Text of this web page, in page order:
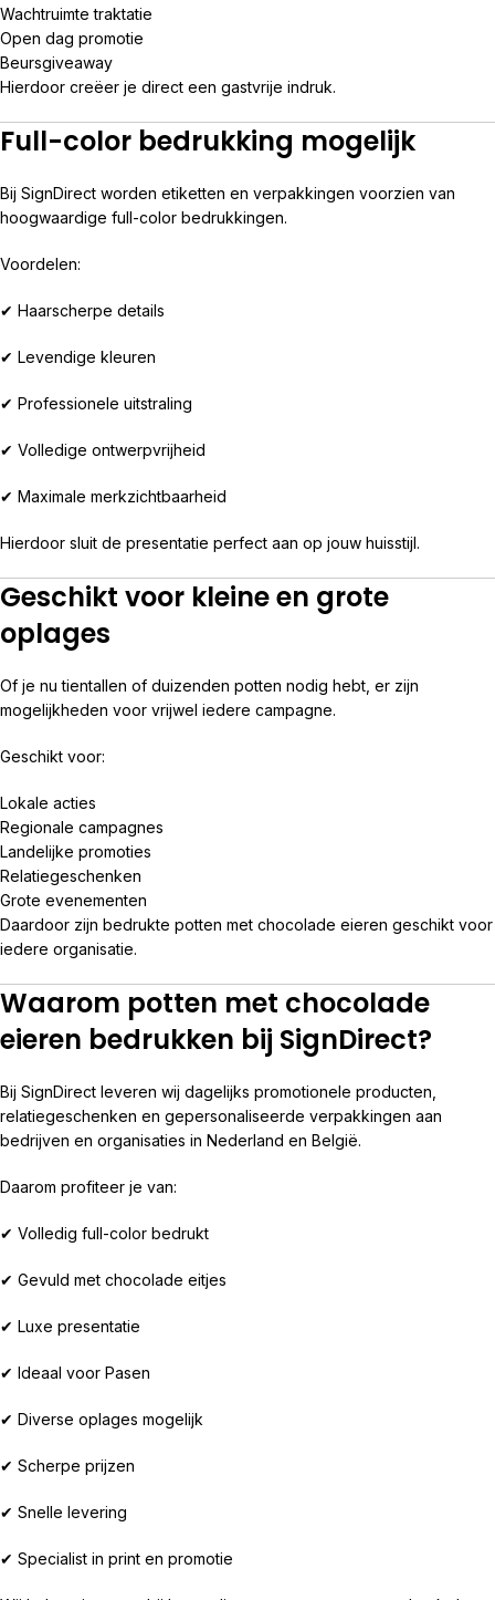
Wachtruimte traktatie
Open dag promotie
Beursgiveaway
Hierdoor creëer je direct een gastvrije indruk.
Full-color bedrukking mogelijk
Bij SignDirect worden etiketten en verpakkingen voorzien van
hoogwaardige full-color bedrukkingen.
Voordelen:
✔ Haarscherpe details
✔ Levendige kleuren
✔ Professionele uitstraling
✔ Volledige ontwerpvrijheid
✔ Maximale merkzichtbaarheid
Hierdoor sluit de presentatie perfect aan op jouw huisstijl.
Geschikt voor kleine en grote
oplages
Of je nu tientallen of duizenden potten nodig hebt, er zijn
mogelijkheden voor vrijwel iedere campagne.
Geschikt voor:
Lokale acties
Regionale campagnes
Landelijke promoties
Relatiegeschenken
Grote evenementen
Daardoor zijn bedrukte potten met chocolade eieren geschikt voor
iedere organisatie.
Waarom potten met chocolade
eieren bedrukken bij SignDirect?
Bij SignDirect leveren wij dagelijks promotionele producten,
relatiegeschenken en gepersonaliseerde verpakkingen aan
bedrijven en organisaties in Nederland en België.
Daarom profiteer je van:
✔ Volledig full-color bedrukt
✔ Gevuld met chocolade eitjes
✔ Luxe presentatie
✔ Ideaal voor Pasen
✔ Diverse oplages mogelijk
✔ Scherpe prijzen
✔ Snelle levering
✔ Specialist in print en promotie